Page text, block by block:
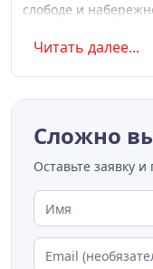
слободе и
с детьми
Читать далее...
Сложно
Оставьте заявку